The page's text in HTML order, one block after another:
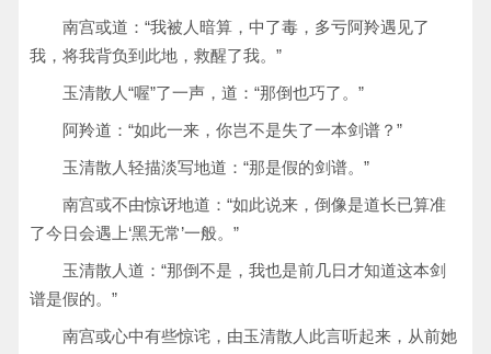
南宫或道：“我被人暗算，中了毒，多亏阿羚遇见了
我，将我背负到此地，救醒了我。”
玉清散人“喔”了一声，道：“那倒也巧了。”
阿羚道：“如此一来，你岂不是失了一本剑谱？”
玉清散人轻描淡写地道：“那是假的剑谱。”
南宫或不由惊讶地道：“如此说来，倒像是道长已算准
了今日会遇上‘黑无常’一般。”
玉清散人道：“那倒不是，我也是前几日才知道这本剑
谱是假的。”
南宫或心中有些惊诧，由玉清散人此言听起来，从前她